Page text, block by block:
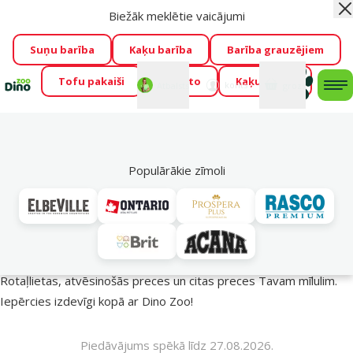
Visu mēnesi Dino Zoo piedāvā lieliskas cenas mīluļu TOP
barībām! 🍖→Skatīt piedāvājumu!
Fotokonkurss “GADA ŪSAIŅI”!
Varbūt tieši Tavs mīlulis
būs 2027. gada zvaigzne
→Piedalīties
Mans
konts
Biežāk meklētie vaicājumi
Suņu barība Kaķu barība Barība grauzējiem
Tofu pakaiši Foresto Kaķu mājas
Populārākie zīmoli
Vasara turpinās – atlaides katrai gaumei!
Rotaļlietas, atvēsinošās preces un citas preces Tavam mīlulim.
Iepērcies izdevīgi kopā ar Dino Zoo!
Piedāvājums spēkā līdz 27.08.2026.